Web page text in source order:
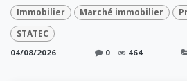
Immobilier Marché immobilier
STATEC
04/08/2026 0 464